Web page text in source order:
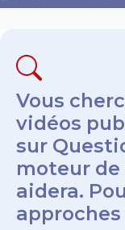
Vous
vidéos
sur
moteur de
aidera.
approches